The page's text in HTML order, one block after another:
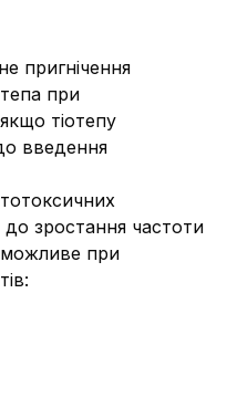
пригнічення
при
тіотепу
введення
зростання частоти
можливе при